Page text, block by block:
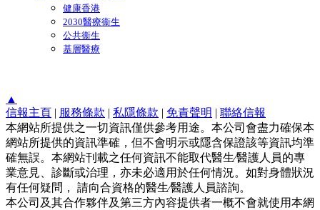
健康香港
2030醫療衞生
公共衞生
基層醫療
▲
信報主頁 | 服務條款 | 私隱條款 | 免責聲明 | 聯絡信報
本網站所提供之一切資訊僅供參考用途。本公司會盡力確保本
網站所提供的資訊準確，但不會明示或隱含保證該等資訊均準
確無誤。本網站刊載之任何資訊不能取代醫生∕醫護人員的專
業意見、診斷或治理，亦未必適用於任何情況。如對身體狀況
有任何疑問， 請向合資格的醫生∕醫護人員諮詢。
本公司及其合作夥伴及第三方內容提供者一概不會就使用本網